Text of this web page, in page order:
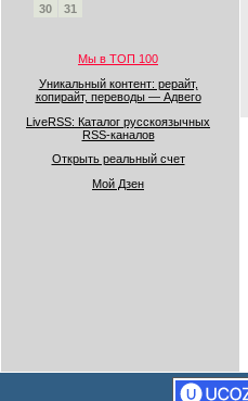
30
31
Мы в ТОП 100
Уникальный контент: рерайт,
копирайт, переводы — Адвего
LiveRSS: Каталог русскоязычных
RSS-каналов
Открыть реальный счет
Мой Дзен